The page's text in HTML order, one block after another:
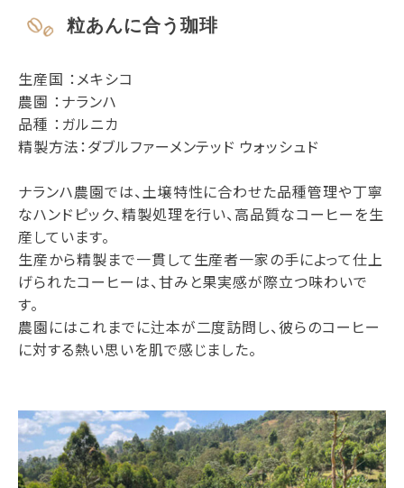
粒あんに合う珈琲
生産国 ：メキシコ
農園 ：ナランハ
品種 ：ガルニカ
精製方法：ダブルファーメンテッド ウォッシュド
ナランハ農園では、土壌特性に合わせた品種管理や丁寧
なハンドピック、精製処理を行い、高品質なコーヒーを生
産しています。
生産から精製まで一貫して生産者一家の手によって仕上
げられたコーヒーは、甘みと果実感が際立つ味わいで
す。
農園にはこれまでに辻本が二度訪問し、彼らのコーヒー
に対する熱い思いを肌で感じました。